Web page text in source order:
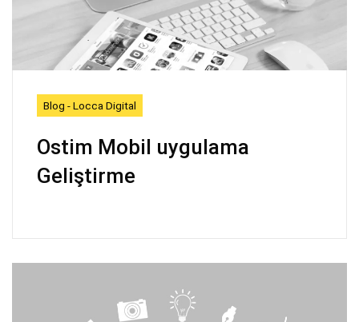
Blog - Locca Digital
Ostim Mobil uygulama
Geliştirme